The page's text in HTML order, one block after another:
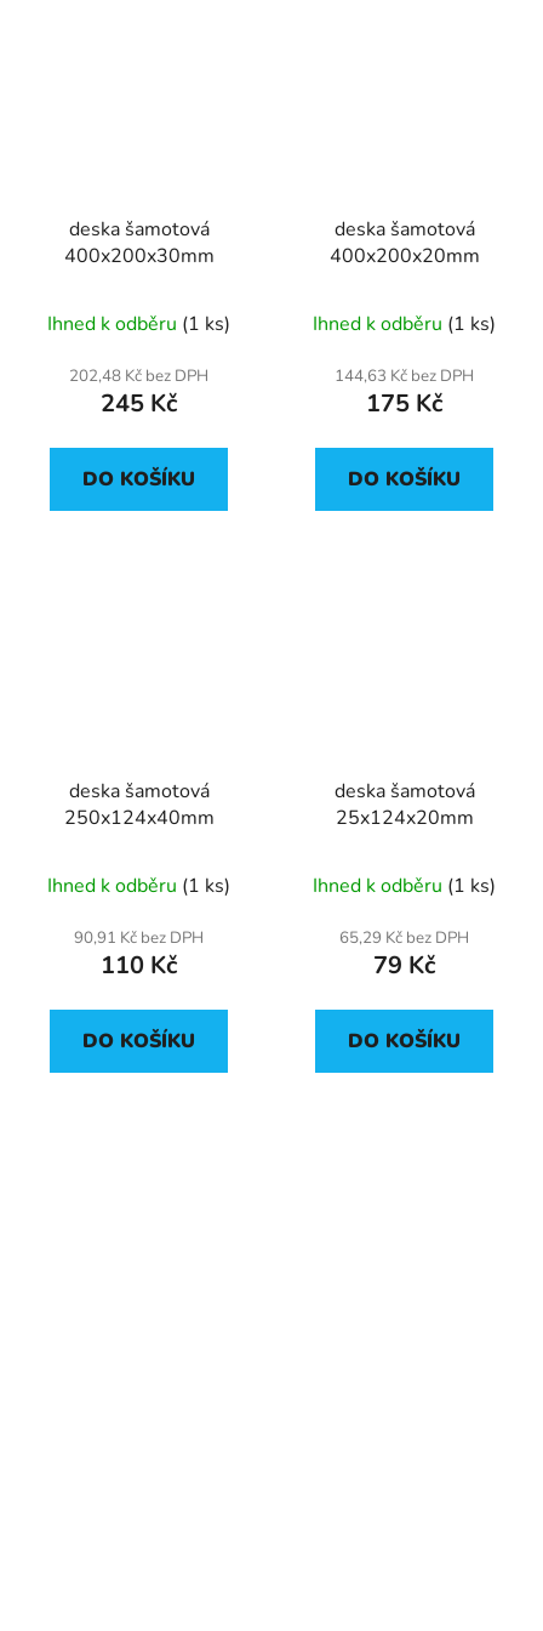
deska šamotová
400x200x30mm
Ihned k odběru (1 ks)
202,48 Kč bez DPH
245 Kč
DO KOŠÍKU
deska šamotová
400x200x20mm
Ihned k odběru (1 ks)
144,63 Kč bez DPH
175 Kč
DO KOŠÍKU
deska šamotová
250x124x40mm
Ihned k odběru (1 ks)
90,91 Kč bez DPH
110 Kč
DO KOŠÍKU
deska šamotová
25x124x20mm
Ihned k odběru (1 ks)
65,29 Kč bez DPH
79 Kč
DO KOŠÍKU